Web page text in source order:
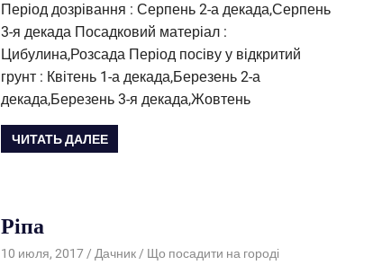
Період дозрівання : Серпень 2-а декада,Серпень
3-я декада Посадковий матеріал :
Цибулина,Розсада Період посіву у відкритий
грунт : Квітень 1-а декада,Березень 2-а
декада,Березень 3-я декада,Жовтень
ЧИТАТЬ ДАЛЕЕ
Ріпа
10 июля, 2017 Дачник Що посадити на городі